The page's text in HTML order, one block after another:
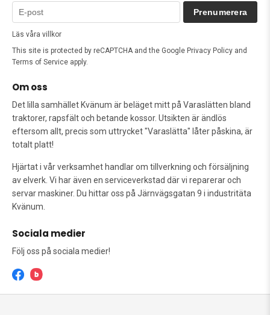
Prenumerera
Läs våra villkor
This site is protected by reCAPTCHA and the Google Privacy Policy and
Terms of Service apply.
Om oss
Det lilla samhället Kvänum är beläget mitt på Varaslätten bland
traktorer, rapsfält och betande kossor. Utsikten är ändlös
eftersom allt, precis som uttrycket "Varaslätta" låter påskina, är
totalt platt!
Hjärtat i vår verksamhet handlar om tillverkning och försäljning
av elverk. Vi har även en serviceverkstad där vi reparerar och
servar maskiner. Du hittar oss på Järnvägsgatan 9 i industritäta
Kvänum.
Sociala medier
Följ oss på sociala medier!